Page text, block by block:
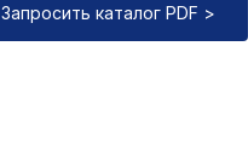
Запросить каталог PDF >